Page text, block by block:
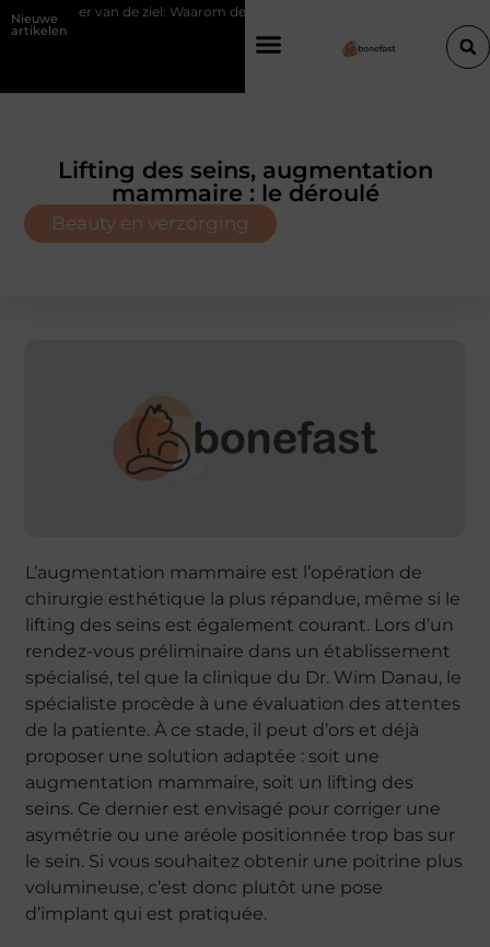
Nieuwe
artikelen
de ziel: Waarom de psoas reageert op spanning
Lifting des seins, augmentation
mammaire : le déroulé
Beauty en verzorging
L’augmentation mammaire est l’opération de
chirurgie esthétique la plus répandue, même si le
lifting des seins est également courant. Lors d’un
rendez-vous préliminaire dans un établissement
spécialisé, tel que la clinique du Dr. Wim Danau, le
spécialiste procède à une évaluation des attentes
de la patiente. À ce stade, il peut d’ors et déjà
proposer une solution adaptée : soit une
augmentation mammaire, soit un lifting des
seins. Ce dernier est envisagé pour corriger une
asymétrie ou une aréole positionnée trop bas sur
le sein. Si vous souhaitez obtenir une poitrine plus
volumineuse, c’est donc plutôt une pose
d’implant qui est pratiquée.